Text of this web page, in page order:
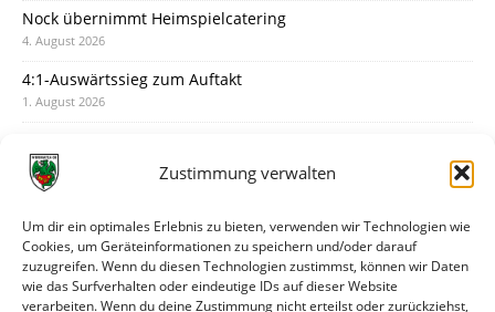
Zustimmung verwalten
Um dir ein optimales Erlebnis zu bieten, verwenden wir Technologien wie
Cookies, um Geräteinformationen zu speichern und/oder darauf
zuzugreifen. Wenn du diesen Technologien zustimmst, können wir Daten
wie das Surfverhalten oder eindeutige IDs auf dieser Website
verarbeiten. Wenn du deine Zustimmung nicht erteilst oder zurückziehst,
Nock übernimmt Heimspielcatering
4. August 2026
4:1-Auswärtssieg zum Auftakt
1. August 2026
31. Juli 2026
30. Juli 2026
Deine Spielminute: 89+1
28. Juli 2026